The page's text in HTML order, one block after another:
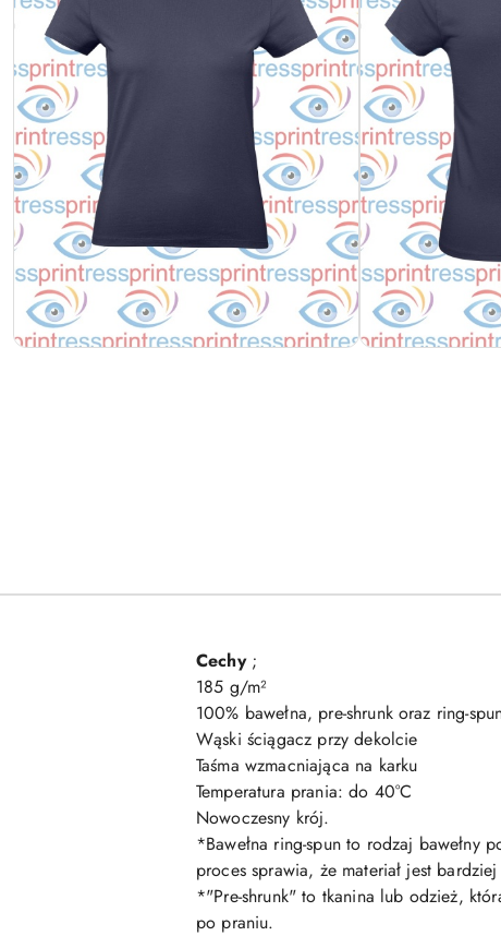
Cechy ;
185 g/m²
100% bawełna, pre-shrunk oraz ring-
Wąski ściągacz przy dekolcie
Taśma wzmacniająca na karku
Temperatura prania: do 40°C
Nowoczesny krój.
*Bawełna ring-spun to rodzaj bawełny
proces sprawia, że materiał jest
*"Pre-shrunk" to tkanina lub odzież,
po praniu.